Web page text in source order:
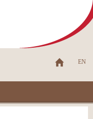
EN